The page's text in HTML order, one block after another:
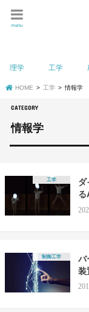
menu
理学 工学
HOME 工学 情報学
情報学
工学
ダ
る
制御工学
バ
装